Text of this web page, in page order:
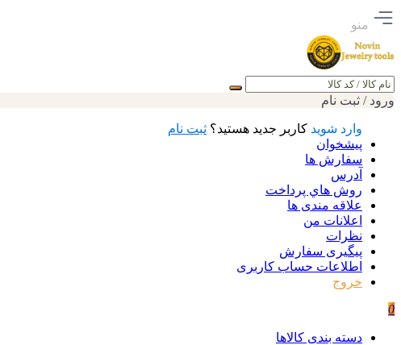
منو
جستجو
ورود / ثبت نام
وارد شوید کاربر جدید هستید؟ ثبت نام
پیشخوان
سفارش ها
آدرس
روش هاي پرداخت
علاقه مندی ها
اعلانات من
نظرات
پیگیری سفارش
اطلاعات حساب كاربری
خروج
0
دسته بندی کالاها